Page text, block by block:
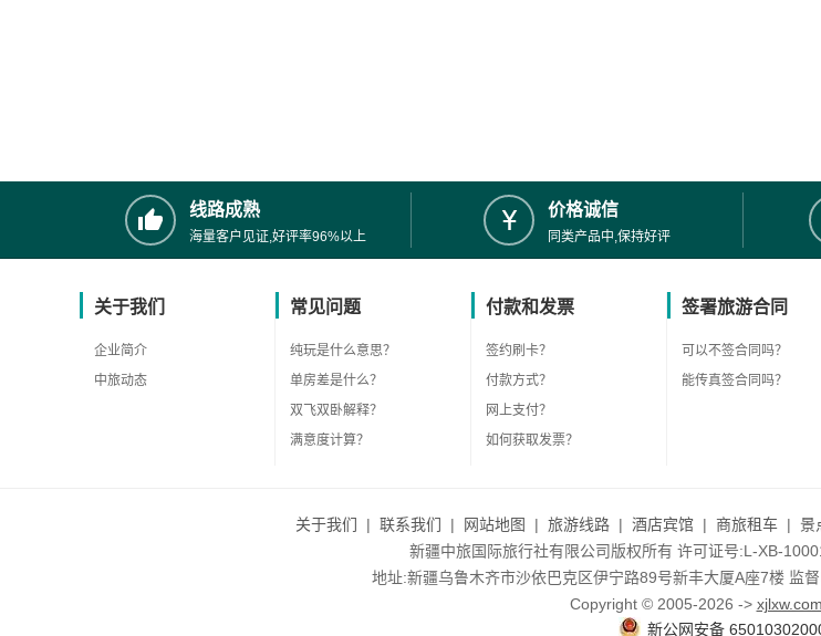
线路成熟
海量客户见证,好评率96%以上
价格诚信
同类产品中,保持好评
关于我们
企业简介
中旅动态
常见问题
纯玩是什么意思？
单房差是什么？
双飞双卧解释？
满意度计算？
付款和发票
签约刷卡？
付款方式？
网上支付？
如何获取发票？
签署旅游合同
可以不签合同吗？
能传真签合同吗？
关于我们 | 联系我们 | 网站地图 | 旅游线路 | 酒店宾馆 | 商旅租车 | 景
新疆中旅国际旅行社有限公司版权所有 许可证号:L-XB-
地址:新疆乌鲁木齐市沙依巴克区伊宁路89号新丰大厦A座7楼 监
Copyright © 2005-2026 -> xjlxw.com
新公网安备